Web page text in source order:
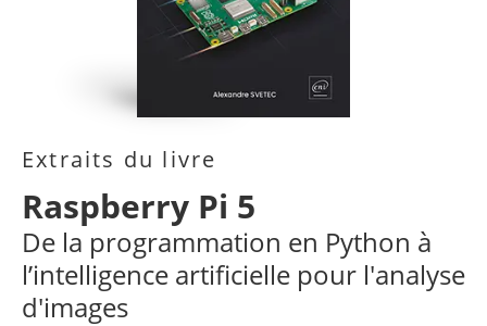
Extraits du livre
Raspberry Pi 5
De la programmation en Python à
l’intelligence artificielle pour l'analyse
d'images